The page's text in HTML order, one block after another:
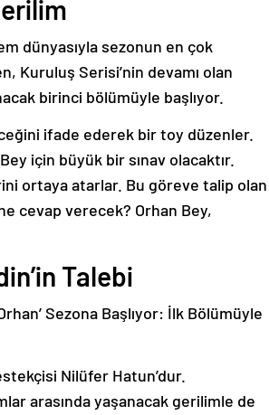
ifade ederek bir toy düzenler.
için büyük bir sınav olacaktır.
ortaya atarlar. Bu göreve talip olan
cevap verecek? Orhan Bey,
Talebi
Nilüfer Hatun’dur.
arasında yaşanacak gerilimle de